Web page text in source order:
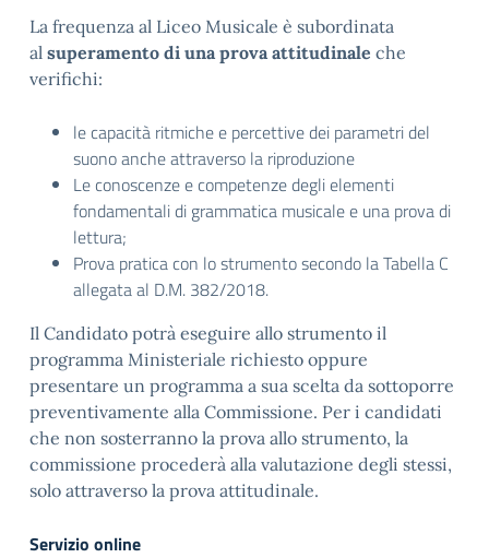
La frequenza al Liceo Musicale è subordinata
al superamento di una prova attitudinale che
verifichi:
le capacità ritmiche e percettive dei parametri del
suono anche attraverso la riproduzione
Le conoscenze e competenze degli elementi
fondamentali di grammatica musicale e una prova di
lettura;
Prova pratica con lo strumento secondo la Tabella C
allegata al D.M. 382/2018.
Il Candidato potrà eseguire allo strumento il
programma Ministeriale richiesto oppure
presentare un programma a sua scelta da sottoporre
preventivamente alla Commissione. Per i candidati
che non sosterranno la prova allo strumento, la
commissione procederà alla valutazione degli stessi,
solo attraverso la prova attitudinale.
Servizio online